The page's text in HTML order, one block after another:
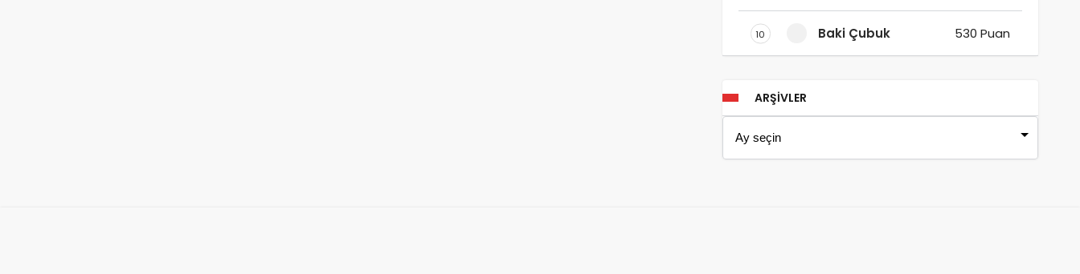
10 Baki Çubuk 530 Puan
ARŞIVLER